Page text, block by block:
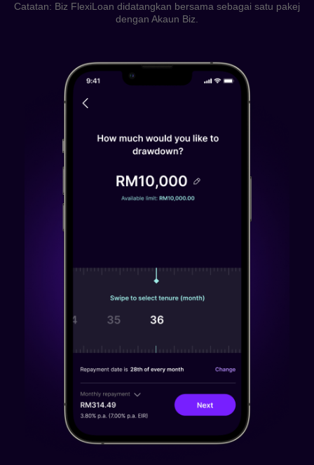
Catatan: Biz FlexiLoan didatangkan bersama sebagai satu pakej
dengan Akaun Biz.